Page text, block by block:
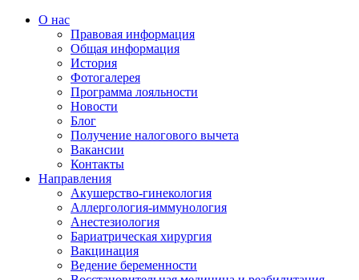
О нас
Правовая информация
Общая информация
История
Фотогалерея
Программа лояльности
Новости
Блог
Получение налогового вычета
Вакансии
Контакты
Направления
Акушерство-гинекология
Аллергология-иммунология
Анестезиология
Бариатрическая хирургия
Вакцинация
Ведение беременности